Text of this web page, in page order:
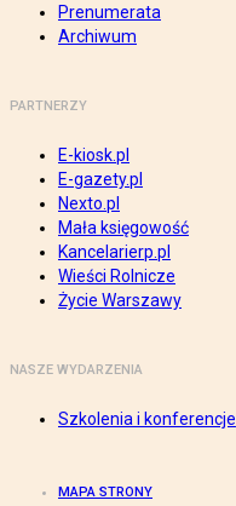
Prenumerata
Archiwum
PARTNERZY
E-kiosk.pl
E-gazety.pl
Nexto.pl
Mała księgowość
Kancelarierp.pl
Wieści Rolnicze
Życie Warszawy
NASZE WYDARZENIA
Szkolenia i konferencje
MAPA STRONY